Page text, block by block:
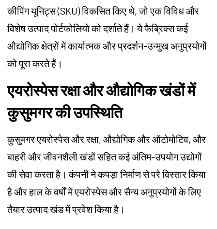
कीपिंग यूनिट्स (SKU) विकसित किए थे, जो एक विविध और
विशेष उत्पाद पोर्टफोलियो को दर्शाते हैं। ये फैब्रिक्स कई
औद्योगिक क्षेत्रों में कार्यात्मक और प्रदर्शन-उन्मुख अनुप्रयोगों
को पूरा करते हैं।
एयरोस्पेस रक्षा और औद्योगिक खंडों में
कुसुमगर की उपस्थिति
कुसुमगर एयरोस्पेस और रक्षा, औद्योगिक और ऑटोमोटिव, और
बाहरी और जीवनशैली खंडों सहित कई अंतिम-उपयोग उद्योगों
की सेवा करता है। कंपनी ने कपड़ा निर्माण से परे विस्तार किया
है और हाल के वर्षों में एयरोस्पेस और सैन्य अनुप्रयोगों के लिए
तैयार उत्पाद खंड में प्रवेश किया है।